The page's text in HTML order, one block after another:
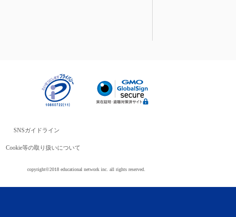
SNSガイドライン
Cookie等の取り扱いについて
copyright©2018 educational network inc. all rights reserved.